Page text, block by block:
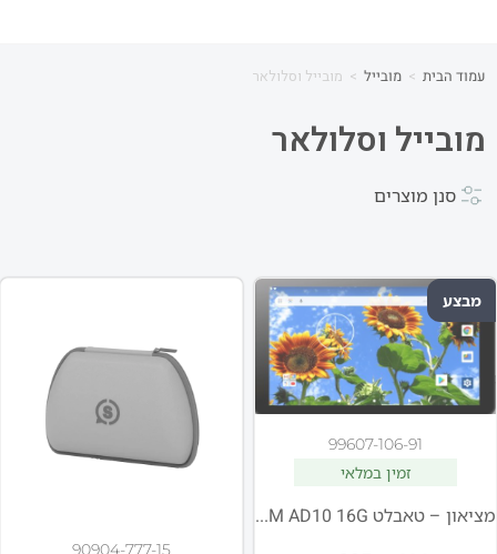
עמוד הבית > מובייל > מובייל וסלולאר
מובייל וסלולאר
סנן מוצרים
מבצע
99607-106-91
זמין במלאי
מציאון – טאבלט SL1069 10" 2G RAM AD10 16G
90904-777-15